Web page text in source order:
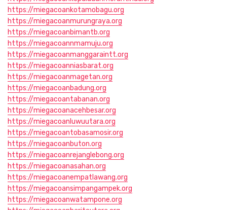
https://miegacoankotamobagu.org
https://miegacoanmurungraya.org
https://miegacoanbimantb.org
https://miegacoannmamuju.org
https://miegacoanmanggaraintt.org
https://miegacoanniasbarat.org
https://miegacoanmagetan.org
https://miegacoanbadung.org
https://miegacoantabanan.org
https://miegacoanacehbesar.org
https://miegacoanluwuutara.org
https://miegacoantobasamosir.org
https://miegacoanbuton.org
https://miegacoanrejanglebong.org
https://miegacoanasahan.org
https://miegacoanempatlawang.org
https://miegacoansimpangampek.org
https://miegacoanwatampone.org